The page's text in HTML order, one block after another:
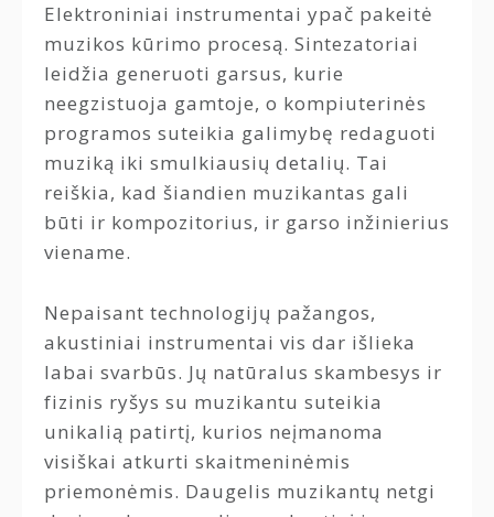
Elektroniniai instrumentai ypač pakeitė
muzikos kūrimo procesą. Sintezatoriai
leidžia generuoti garsus, kurie
neegzistuoja gamtoje, o kompiuterinės
programos suteikia galimybę redaguoti
muziką iki smulkiausių detalių. Tai
reiškia, kad šiandien muzikantas gali
būti ir kompozitorius, ir garso inžinierius
viename.
Nepaisant technologijų pažangos,
akustiniai instrumentai vis dar išlieka
labai svarbūs. Jų natūralus skambesys ir
fizinis ryšys su muzikantu suteikia
unikalią patirtį, kurios neįmanoma
visiškai atkurti skaitmeninėmis
priemonėmis. Daugelis muzikantų netgi